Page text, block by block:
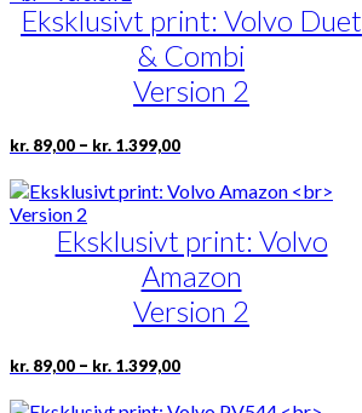
varianter.
Mulighederne
kan
vælges
på
Eksklusivt print: Volvo Duet
& Combi
Version 2
kr. 89,00 – kr. 1.399,00Prisinterval:
til
kr. 1.399,00
Dette
har
varianter.
Mulighederne
kan
vælges
på
Eksklusivt print: Volvo
Amazon
Version 2
kr. 89,00 – kr. 1.399,00Prisinterval:
til
Dette
har